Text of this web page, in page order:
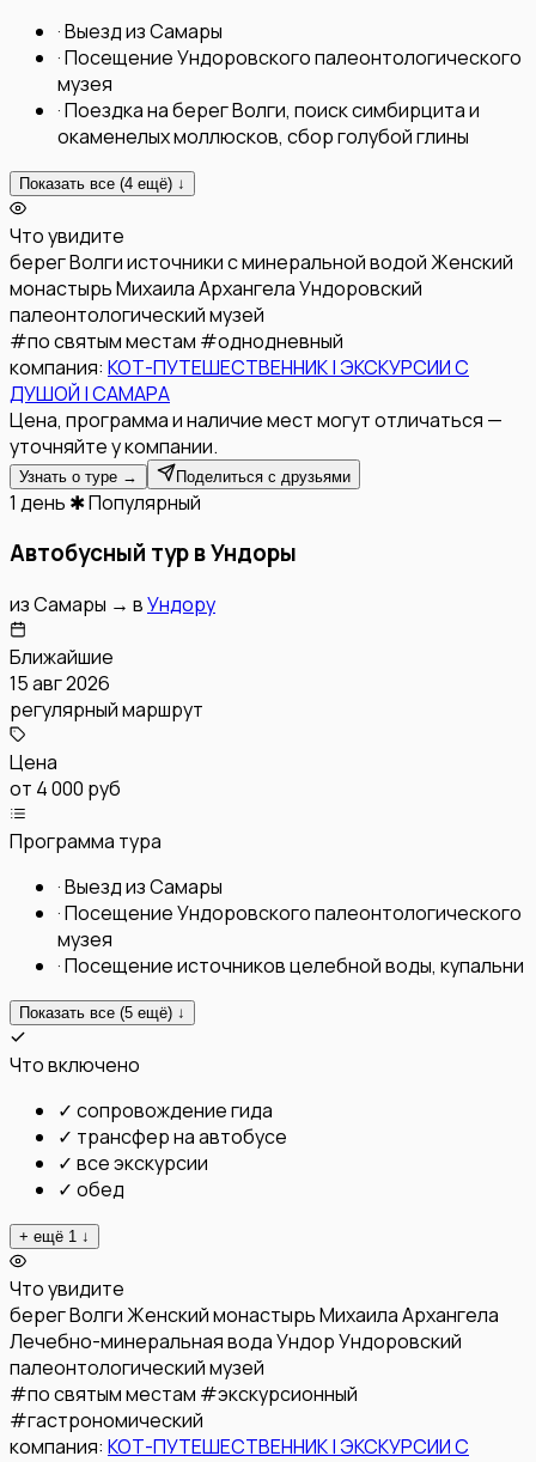
·Выезд из Самары
·Посещение Ундоровского палеонтологического
музея
·Поездка на берег Волги, поиск симбирцита и
окаменелых моллюсков, сбор голубой глины
Показать все (4 ещё) ↓
Что увидите
берег Волгиисточники с минеральной водойЖенский
монастырь Михаила АрхангелаУндоровский
палеонтологический музей
#по святым местам #однодневный
компания: КОТ-ПУТЕШЕСТВЕННИК | ЭКСКУРСИИ С
ДУШОЙ | САМАРА
Цена, программа и наличие мест могут отличаться —
уточняйте у компании.
Узнать о туре → Поделиться с друзьями
1 день ✱ Популярный
Автобусный тур в Ундоры
изСамары → вУндору
Ближайшие
15 авг 2026
регулярный маршрут
Цена
от 4 000 руб
Программа тура
·Выезд из Самары
·Посещение Ундоровского палеонтологического
музея
·Посещение источников целебной воды, купальни
Показать все (5 ещё) ↓
Что включено
✓ сопровождение гида
✓ трансфер на автобусе
✓ все экскурсии
✓ обед
+ ещё 1 ↓
Что увидите
берег ВолгиЖенский монастырь Михаила Архангела
Лечебно-минеральная вода УндорУндоровский
палеонтологический музей
#по святым местам #экскурсионный
#гастрономический
компания: КОТ-ПУТЕШЕСТВЕННИК | ЭКСКУРСИИ С